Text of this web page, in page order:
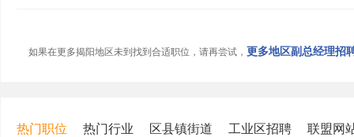
如果在更多揭阳地区未到找到合适职位，请再尝试， 更多地区副总经理招
热门职位 热门行业 区县镇街道 工业区招聘 联盟网